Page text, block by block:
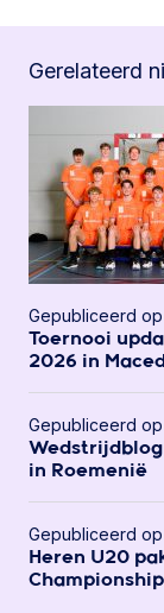
Gerelateerd
Gepubliceerd
Toernooi
2026 in
Gepubliceerd
Wedstrijdblog
in Roemenië
Gepubliceerd op
Heren U20